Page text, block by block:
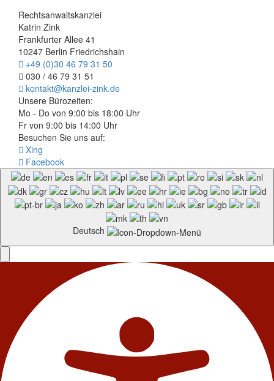
Rechtsanwaltskanzlei
Katrin Zink
Frankfurter Allee 41
10247 Berlin Friedrichshain
+49 (0)30 46 79 31 50
030 / 46 79 31 51
kontakt@kanzlei-zink.de
Unsere Bürozeiten:
Mo - Do von 9:00 bis 18:00 Uhr
Fr von 9:00 bis 14:00 Uhr
Besuchen Sie uns auf:
Xing
Facebook
Deutsch